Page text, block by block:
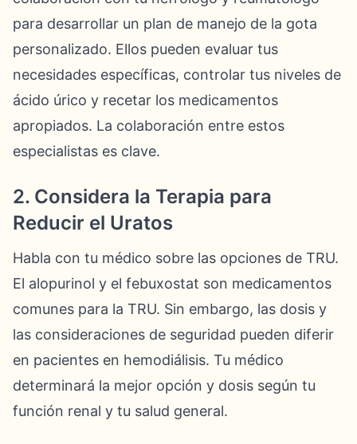
para desarrollar un plan de manejo de la gota
personalizado. Ellos pueden evaluar tus
necesidades específicas, controlar tus niveles de
ácido úrico y recetar los medicamentos
apropiados. La colaboración entre estos
especialistas es clave.
2. Considera la Terapia para
Reducir el Uratos
Habla con tu médico sobre las opciones de TRU.
El alopurinol y el febuxostat son medicamentos
comunes para la TRU. Sin embargo, las dosis y
las consideraciones de seguridad pueden diferir
en pacientes en hemodiálisis. Tu médico
determinará la mejor opción y dosis según tu
función renal y tu salud general.